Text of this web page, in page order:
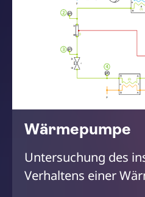
Wärmepumpe
Untersuchung des
Verhaltens einer